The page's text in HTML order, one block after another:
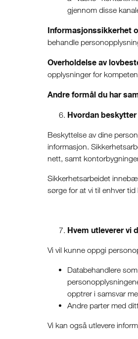
gjennom disse
Informasjonssikkerhet
behandle
Overholdelse av
opplysninger for
Andre formål du har
Hvordan
Beskyttelse av dine
informasjon.
nett, samt
Sikkerhetsarbeidet
sørge for at vi til enhver
Hvem utleverer vi
Vi vil kunne oppgi
Databehandlere
opptrer i samsvar
Andre parter med
Vi kan også utlevere